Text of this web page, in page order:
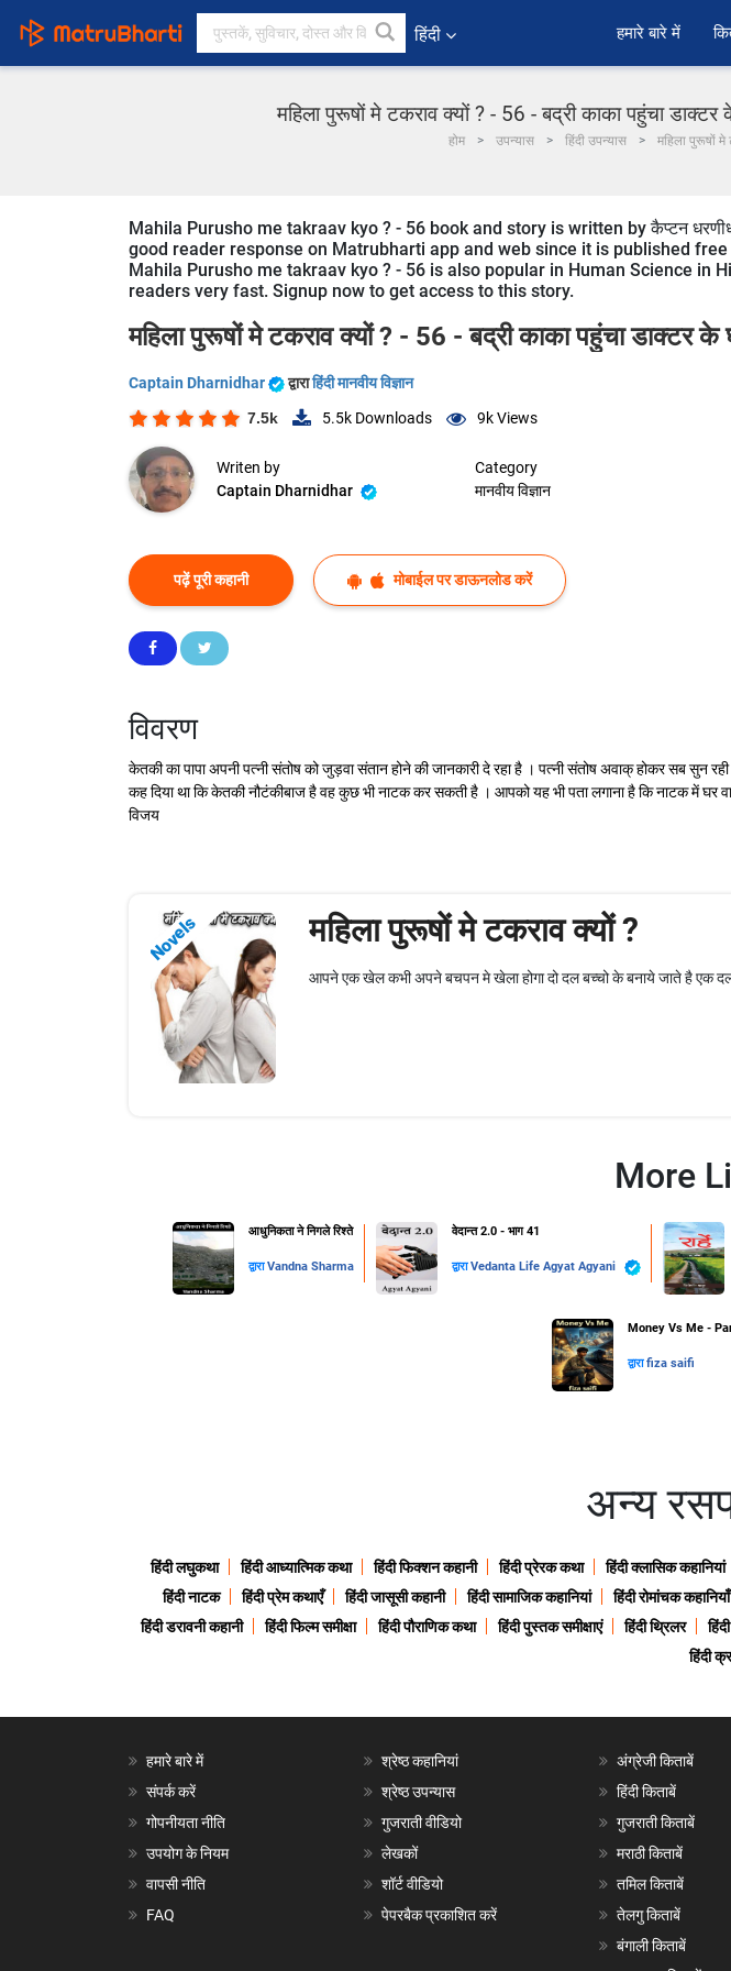
हिंदी हमारे बारे में
महिला पुरूषों मे टकराव क्यों ? - 56 - बद्री काका पहुंचा डाक्टर
होम उपन्यास हिंदी उपन्यास महिला पुरूषों
Mahila Purusho me takraav kyo ? - 56 book and story is written by कैप्टन
good reader response on Matrubharti app and web since it is published
Mahila Purusho me takraav kyo ? - 56 is also popular in Human Science in
readers very fast. Signup now to get access to this story.
महिला पुरूषों मे टकराव क्यों ? - 56 - बद्री काका पहुंचा डाक्टर के
Captain Dharnidhar द्वाराहिंदी मानवीय विज्ञान
7.5k 5.5k Downloads 9kViews
Writen by
Captain Dharnidhar
Category
मानवीय विज्ञान
पढ़ें पूरी कहानी मोबाईल पर डाऊनलोड करें
विवरण
केतकी का पापा अपनी पत्नी संतोष को जुड़वा संतान होने की जानकारी दे रहा है । पत्नी संतोष अवाक् होकर सब सुन
कह दिया था कि केतकी नौटंकीबाज है वह कुछ भी नाटक कर सकती है । आपको यह भी पता लगाना है कि नाटक में घर
विजय
Novels महिला पुरूषों मे टकराव क्यों ?
आपने एक खेल कभी अपने बचपन मे खेला होगा दो दल बच्चो के बनाये जाते है एक दल
More
आधुनिकता ने निगले रिश्ते
द्वाराVandna Sharma
वेदान्त 2.0 - भाग 41
द्वारा Vedanta Life Agyat Agyani
Money Vs Me -
द्वाराfiza saifi
अन्य
हिंदी लघुकथा हिंदी आध्यात्मिक कथा हिंदी फिक्शन कहानी हिंदी प्रेरक कथा हिंदी क्लासिक कहानियां
हिंदी नाटक
हिंदी प्रेम कथाएँ हिंदी जासूसी कहानी हिंदी सामाजिक कहानियां हिंदी रोमांचक कहानियाँ
हिंदी डरावनी कहानी
हिंदी फिल्म समीक्षा हिंदी पौराणिक कथा हिंदी पुस्तक समीक्षाएं हिंदी थ्रिलर
हिंदी
हमारे बारे में
संपर्क करें
गोपनीयता नीति
उपयोग के नियम
वापसी नीति
FAQ
श्रेष्ठ कहानियां
श्रेष्ठ उपन्यास
गुजराती वीडियो
लेखकों
शॉर्ट वीडियो
पेपरबैक प्रकाशित करें
अंग्रेजी किताबें
हिंदी किताबें
गुजराती किताबें
मराठी किताबें
तमिल किताबें
तेलगु किताबें
बंगाली किताबें